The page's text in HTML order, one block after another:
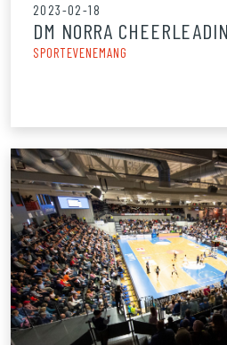
2023-02-18
DM NORRA
SPORTEVENEMANG